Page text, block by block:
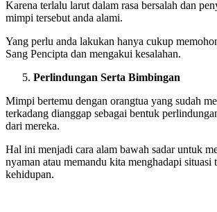
Karena terlalu larut dalam rasa bersalah dan
mimpi tersebut anda alami.
Yang perlu anda lakukan hanya cukup
Sang Pencipta dan mengakui kesalahan.
Perlindungan Serta Bimbingan
Mimpi bertemu dengan orangtua yang sudah
terkadang dianggap sebagai bentuk
dari mereka.
Hal ini menjadi cara alam bawah sadar untuk
nyaman atau memandu kita menghadapi situasi
kehidupan.